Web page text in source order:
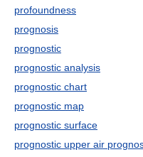
profoundness
prognosis
prognostic
prognostic analysis
prognostic chart
prognostic map
prognostic surface
prognostic upper air